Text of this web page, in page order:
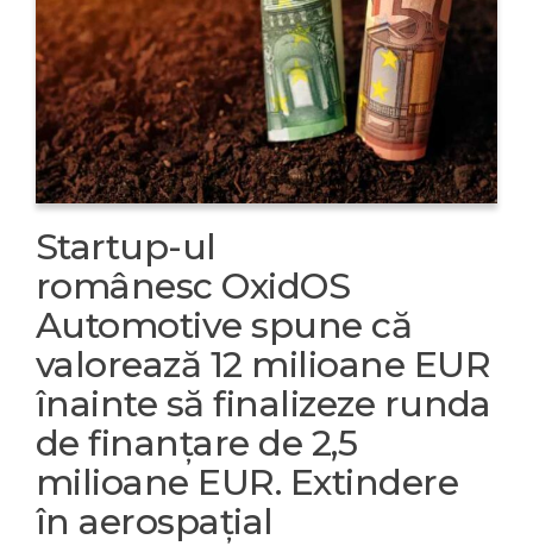
Startup-ul
românesc OxidOS
Automotive spune că
valorează 12 milioane EUR
înainte să finalizeze runda
de finanțare de 2,5
milioane EUR. Extindere
în aerospațial